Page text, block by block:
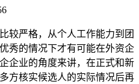
较严格，从个人工作能力到团
秀的情况下才有可能在外资企
企业的角度来讲，在正式和新
方核实候选人的实际情况后再